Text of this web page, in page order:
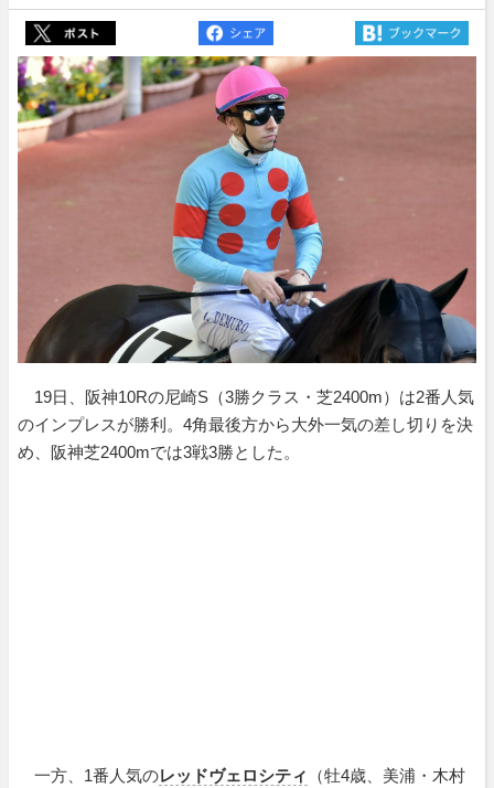
19日、阪神10Rの尼崎S（3勝クラス・芝2400m）は2番人気
のインプレスが勝利。4角最後方から大外一気の差し切りを決
め、阪神芝2400mでは3戦3勝とした。
一方、1番人気のレッドヴェロシティ
（牡4歳、美浦・木村